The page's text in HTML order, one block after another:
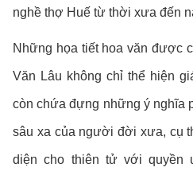
nghề thợ Huế từ thời xưa đến
Những họa tiết hoa văn được
Văn Lâu không chỉ thể hiện
còn chứa đựng những ý nghĩa
sâu xa của người đời xưa, cụ
diện cho thiên tử với quyền